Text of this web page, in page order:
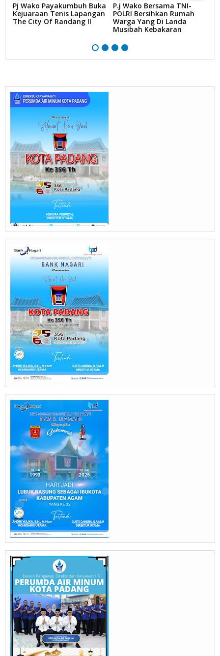
Pj Wako Payakumbuh Buka
Kejuaraan Tenis Lapangan
The City Of Randang II
P.j Wako Bersama TNI-
POLRI Bersihkan Rumah
Warga Yang Di Landa
Musibah Kebakaran